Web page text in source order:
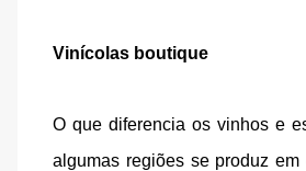
Vinícolas boutique
O que diferencia os vinhos e
algumas regiões se produz